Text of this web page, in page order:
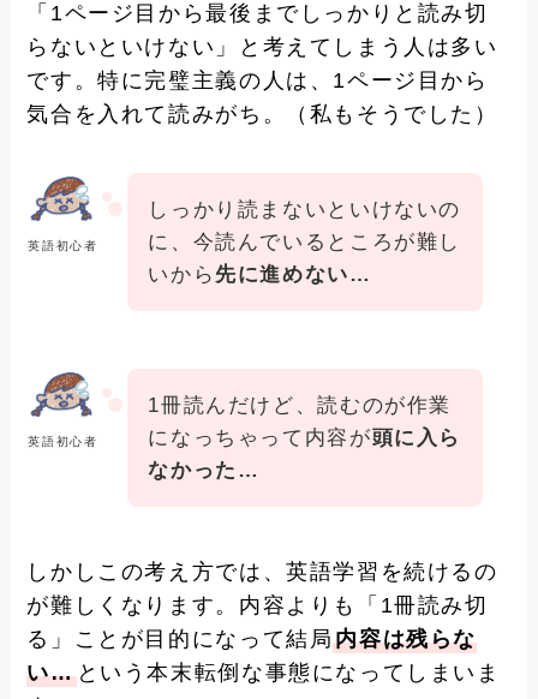
「1ページ目から最後までしっかりと読み切
らないといけない」と考えてしまう人は多い
です。特に完璧主義の人は、1ページ目から
気合を入れて読みがち。（私もそうでした）
英語初心者
しっかり読まないといけないの
に、今読んでいるところが難し
いから 先に進めない…
英語初心者
1冊読んだけど、読むのが作業
になっちゃって内容が頭に入ら
なかった…
しかしこの考え方では、英語学習を続けるの
が難しくなります。内容よりも「1冊読み切
る」ことが目的になって結局内容は残らな
い…という本末転倒な事態になってしまいま